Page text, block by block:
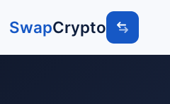
Crypto
Swap